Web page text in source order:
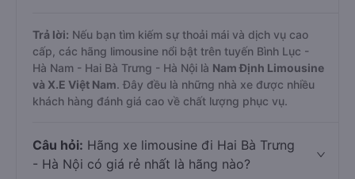
Trả lời: Nếu bạn tìm kiếm sự thoải mái và dịch vụ cao
cấp, các hãng limousine nổi bật trên tuyến Bình Lục -
Hà Nam - Hai Bà Trưng - Hà Nội là Nam Định Limousine
và X.E Việt Nam. Đây đều là những nhà xe được nhiều
khách hàng đánh giá cao về chất lượng phục vụ.
Câu hỏi: Hãng xe limousine đi Hai Bà Trưng
- Hà Nội có giá rẻ nhất là hãng nào?